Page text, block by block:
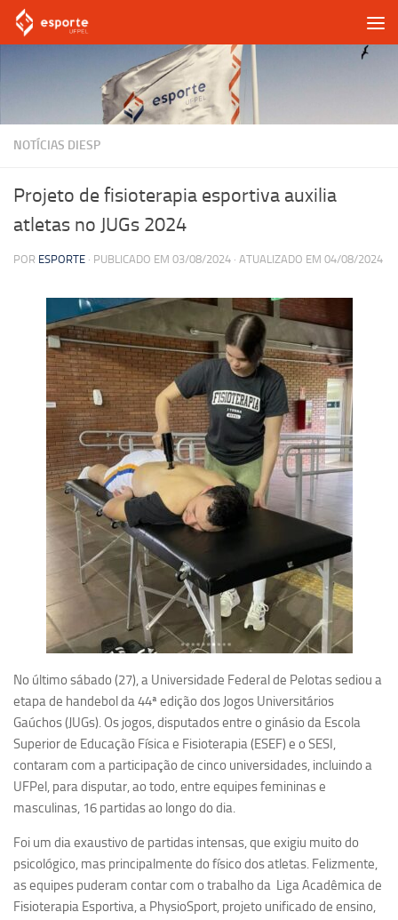
Skip to content
NOTÍCIAS DIESP
Projeto de fisioterapia esportiva auxilia
atletas no JUGs 2024
POR ESPORTE · PUBLICADO EM 03/08/2024 · ATUALIZADO EM 04/08/2024
No último sábado (27), a Universidade Federal de Pelotas sediou a
etapa de handebol da 44ª edição dos Jogos Universitários
Gaúchos (JUGs). Os jogos, disputados entre o ginásio da Escola
Superior de Educação Física e Fisioterapia (ESEF) e o SESI,
contaram com a participação de cinco universidades, incluindo a
UFPel, para disputar, ao todo, entre equipes femininas e
masculinas, 16 partidas ao longo do dia.
Foi um dia exaustivo de partidas intensas, que exigiu muito do
psicológico, mas principalmente do físico dos atletas. Felizmente,
as equipes puderam contar com o trabalho da Liga Acadêmica de
Fisioterapia Esportiva, a PhysioSport, projeto unificado de ensino,